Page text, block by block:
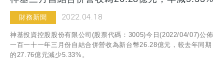
財務新聞 2022.04.18
神基投資控股股份有限公司(股票代碼：3005)今日(2022/04/07)公佈
一百一十一年三月份自結合併營收為新台幣26.28億元，較去年同期
的27.76億元減少5.33%。